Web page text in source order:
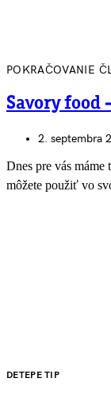
POKRAČOVANIE
Savory food
2. septembra
Dnes pre vás
môžete použiť vo
DETEPE TIP